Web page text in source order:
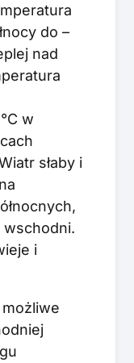
do –
nad
w
słaby i
wschodni.
i